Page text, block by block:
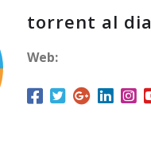
torrent al dia
Web: